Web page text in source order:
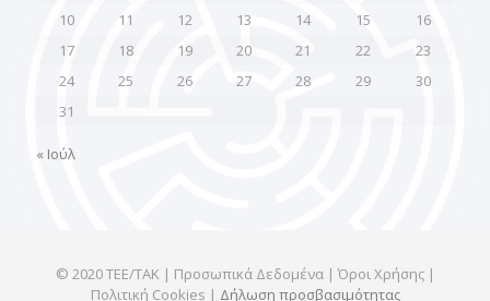
10
11 12 13 14 15
16
17
18 19 20 21 22
23
24
25 26 27 28 29
30
31
« Ιούλ
© 2020 ΤΕΕ/ΤΑΚ | Προσωπικά Δεδομένα | Όροι Χρήσης |
Πολιτική Cookies | Δήλωση προσβασιμότητας